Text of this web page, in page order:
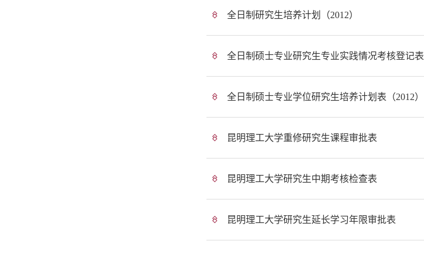
全日制研究生培养计划（2012）
全日制硕士专业研究生专业实践情况考核登记表
全日制硕士专业学位研究生培养计划表（2012）
昆明理工大学重修研究生课程审批表
昆明理工大学研究生中期考核检查表
昆明理工大学研究生延长学习年限审批表